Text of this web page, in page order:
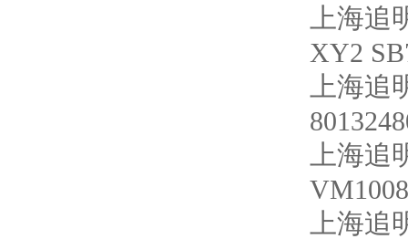
上海
XY2
上海
上海
上海